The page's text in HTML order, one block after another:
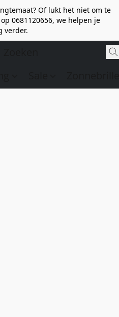
Of lukt het niet om te
0681120656, we helpen je
verder.